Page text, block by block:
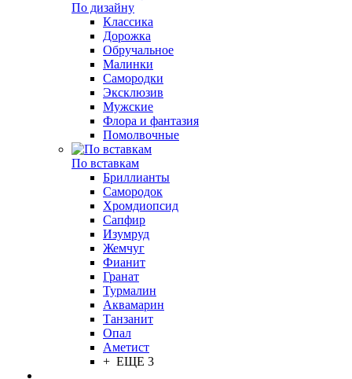
По дизайну
Классика
Дорожка
Обручальное
Малинки
Самородки
Эксклюзив
Мужские
Флора и фантазия
Помолвочные
По вставкам
Бриллианты
Самородок
Хромдиопсид
Сапфир
Изумруд
Жемчуг
Фианит
Гранат
Турмалин
Аквамарин
Танзанит
Опал
Аметист
+ ЕЩЕ 3